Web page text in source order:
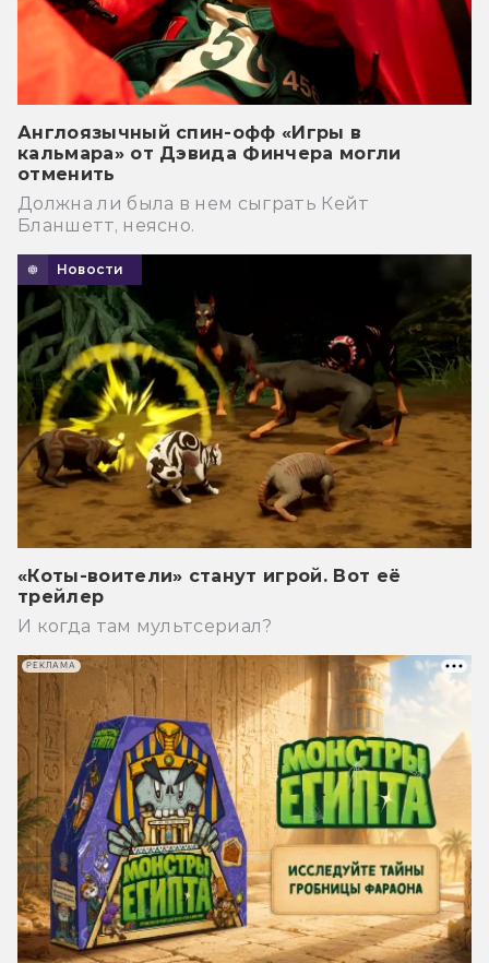
Англоязычный спин-офф «Игры в
кальмара» от Дэвида Финчера могли
отменить
Должна ли была в нем сыграть Кейт
Бланшетт, неясно.
Новости
«Коты-воители» станут игрой. Вот её
трейлер
И когда там мультсериал?
РЕКЛАМА